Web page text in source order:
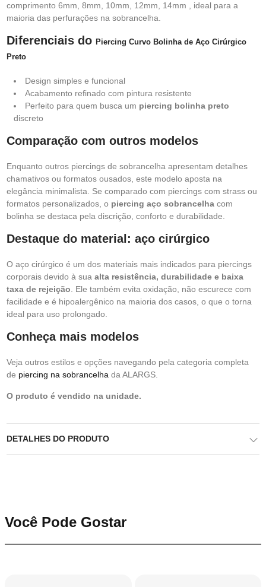
comprimento 6mm, 8mm, 10mm, 12mm, 14mm , ideal para a
maioria das perfurações na sobrancelha.
Diferenciais do Piercing Curvo Bolinha de Aço Cirúrgico
Preto
Design simples e funcional
Acabamento refinado com pintura resistente
Perfeito para quem busca um piercing bolinha preto
discreto
Comparação com outros modelos
Enquanto outros piercings de sobrancelha apresentam detalhes
chamativos ou formatos ousados, este modelo aposta na
elegância minimalista. Se comparado com piercings com strass ou
formatos personalizados, o piercing aço sobrancelha com
bolinha se destaca pela discrição, conforto e durabilidade.
Destaque do material: aço cirúrgico
O aço cirúrgico é um dos materiais mais indicados para piercings
corporais devido à sua alta resistência, durabilidade e baixa
taxa de rejeição . Ele também evita oxidação, não escurece com
facilidade e é hipoalergênico na maioria dos casos, o que o torna
ideal para uso prolongado.
Conheça mais modelos
Veja outros estilos e opções navegando pela categoria completa
de piercing na sobrancelha da ALARGS.
O produto é vendido na unidade.
DETALHES DO PRODUTO
Você Pode Gostar